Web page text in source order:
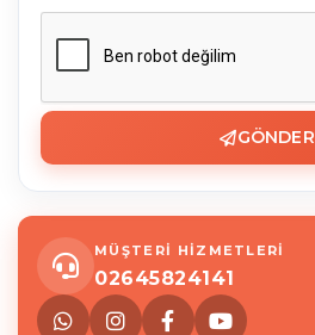
GÖNDER
MÜŞTERİ HİZMETLERİ
02645824141